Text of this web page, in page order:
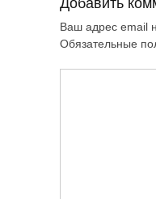
Ваш адрес email
Обязательные